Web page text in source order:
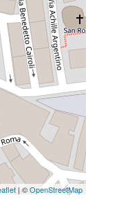
| ©OpenStreetMap